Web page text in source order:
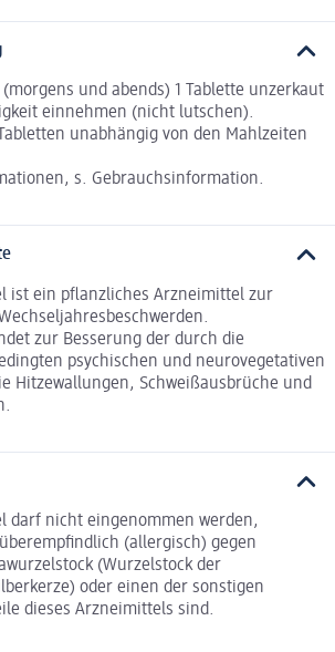
und abends) 1 Tablette unzerkaut
einnehmen (nicht lutschen).
unabhängig von den Mahlzeiten
s. Gebrauchsinformation.
ist ein pflanzliches Arzneimittel zur
zur Besserung der durch die
psychischen und neurovegetativen
Hitzewallungen, Schweißausbrüche und
darf nicht eingenommen werden,
(allergisch) gegen
(Wurzelstock der
oder einen der sonstigen
dieses Arzneimittels sind.